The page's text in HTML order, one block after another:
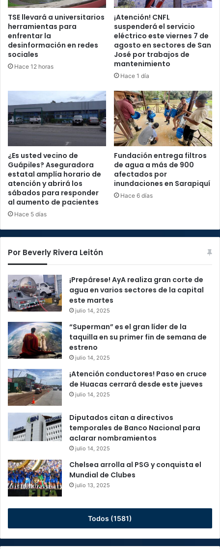
TSE llevará a universitarios
herramientas para
enfrentar la
desinformación en redes
sociales
Hace 12 horas
¡Atención! CNFL
suspenderá el servicio
eléctrico este viernes 7 de
agosto en sectores de San
José por trabajos de
mantenimiento
Hace 1 día
¿Es usted vecino de
Guápiles? Aseguradora
estatal amplía horario de
atención y abrirá los
sábados para responder
al aumento de pacientes
Hace 5 días
Fundación entrega filtros
de agua a más de 900
afectados por
inundaciones en Sarapiquí
Hace 6 días
Por Beverly Rivera Leitón
¡Prepárese! AyA realiza gran corte de
agua en varios sectores de la capital
este martes
julio 14, 2025
“Superman” es el gran líder de la
taquilla en su primer fin de semana de
estreno
julio 14, 2025
¡Atención conductores! Paso en cruce
de Huacas cerrará desde este jueves
julio 14, 2025
Diputados citan a directivos
temporales de Banco Nacional para
aclarar nombramientos
julio 14, 2025
Chelsea arrolla al PSG y conquista el
Mundial de Clubes
julio 13, 2025
Todos (1581)